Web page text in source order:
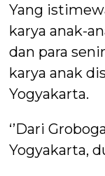
Yang
karya anak-
dan para
karya anak
Yogyakarta.
‘’Dari
Yogyakarta,